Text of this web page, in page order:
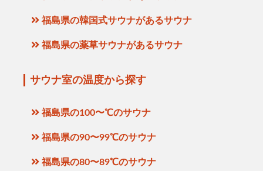
福島県の韓国式サウナがあるサウナ
福島県の薬草サウナがあるサウナ
サウナ室の温度から探す
福島県の100〜℃のサウナ
福島県の90〜99℃のサウナ
福島県の80〜89℃のサウナ